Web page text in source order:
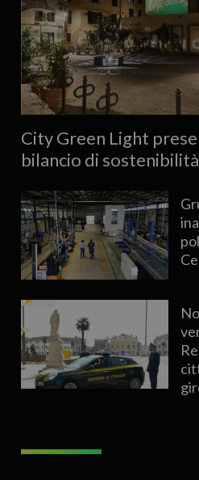
City Green Light
bilancio di sostenibilità